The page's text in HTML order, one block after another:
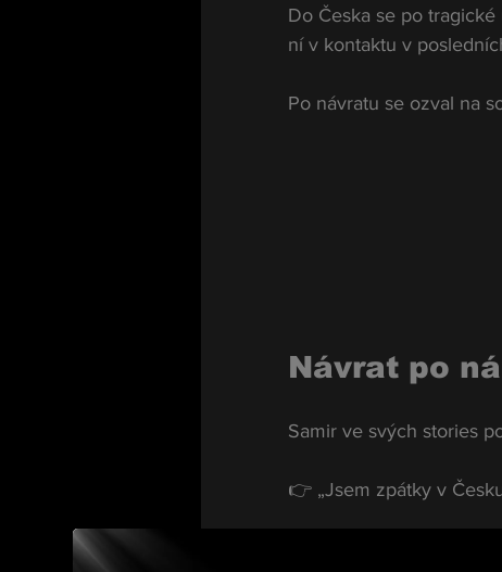
Do Česka se po
ní v kontaktu v
Po návratu se ozval na
Návrat po
Samir ve svých stories
👉 „Jsem zpátky v